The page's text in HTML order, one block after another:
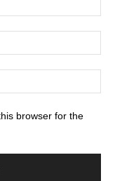
browser for the